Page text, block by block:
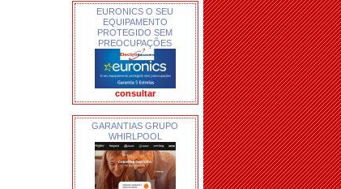
EURONICS O SEU
EQUIPAMENTO
PROTEGIDO SEM
PREOCUPAÇÕES
consultar
GARANTIAS GRUPO
WHIRLPOOL